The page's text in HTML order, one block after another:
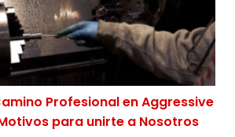
Profesional en Aggressive
para unirte a Nosotros